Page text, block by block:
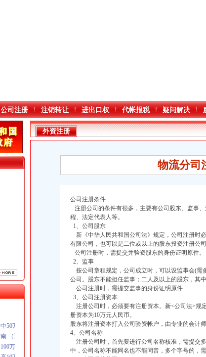
公司注册 注销转让 进出口权 代帐报税 疑问解决
10010万 (进出口权)
50万 （工商注册）
（工商注册）
万 （工商注册）
10万 （工商注册）
外资注册
物流分司
公司注册条件
注册公司的条件有很多，主要有公司股东、监事
程、法定代表人等。
1、公司股东
新《中华人民共和国公司法》规定，公司注册时
有限公司，也可以是二位或以上的股东投资注册公司
公司注册时，需提交并验资股东的身份证明原件。
2、监事
按公司章程规定，公司成立时，可以设监事会(需
公司。股东不能担任监事；二人及以上的股东，其
公司注册时，需提交监事的身份证明原件.
3、公司注册资本
注册公司时，必须要有注册资本。新<公司法>规
册资本为10万元人民币。
股东将注册资本打入公司验资帐户，由专业的会计师
4、公司名称
注册公司时，首先要进行公司名称核准，需提交
中，公司名称不能同名也不能同音，多个字号的，需